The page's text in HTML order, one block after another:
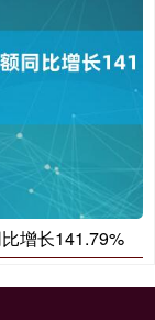
增长141.79%